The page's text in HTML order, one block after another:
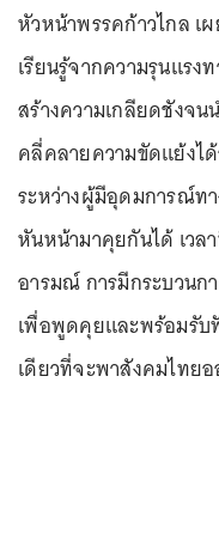
หัวหน้าพรรคก้าวไกล เ
เรียนรู้จากความรุนแรง
สร้างความเกลียดชังจน
คลี่คลายความขัดแย้งไ
ระหว่างผู้มีอุดมการณ์ท
หันหน้ามาคุยกันได้ เวล
อารมณ์ การมีกระบวนก
เพื่อพูดคุยและพร้อมรับ
เดียวที่จะพาสังคมไทย